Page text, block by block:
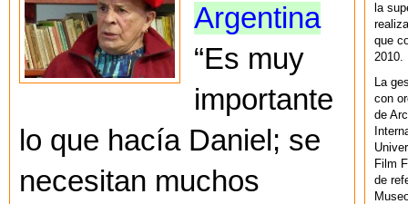
Argentina
“Es muy
importante
lo que hacía Daniel; se
necesitan muchos
la
que
2010.
La
con
de
Film
de